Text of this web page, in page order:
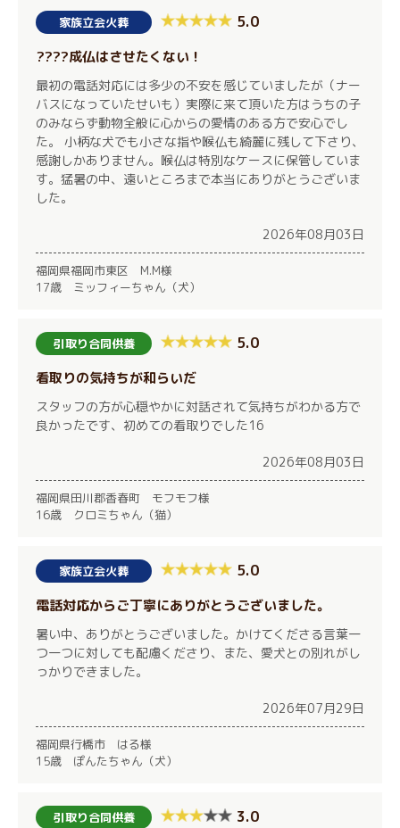
家族立会火葬 5.0
????成仏はさせたくない！
最初の電話対応には多少の不安を感じていましたが（ナー
バスになっていたせいも）実際に来て頂いた方はうちの子
のみならず動物全般に心からの愛情のある方で安心でし
た。 小柄な犬でも小さな指や喉仏も綺麗に残して下さり、
感謝しかありません。喉仏は特別なケースに保管していま
す。猛暑の中、遠いところまで本当にありがとうございま
した。
2026年08月03日
福岡県福岡市東区 M.M様
17歳 ミッフィーちゃん（犬）
引取り合同供養 5.0
看取りの気持ちが和らいだ
スタッフの方が心穏やかに対話されて気持ちがわかる方で
良かったです、初めての看取りでした16
2026年08月03日
福岡県田川郡香春町 モフモフ様
16歳 クロミちゃん（猫）
家族立会火葬 5.0
電話対応からご丁寧にありがとうございました。
暑い中、ありがとうございました。かけてくださる言葉一
つ一つに対しても配慮くださり、また、愛犬との別れがし
っかりできました。
2026年07月29日
福岡県行橋市 はる様
15歳 ぽんたちゃん（犬）
引取り合同供養 3.0